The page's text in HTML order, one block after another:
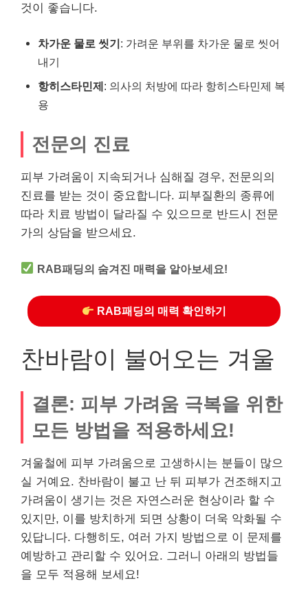
것이 좋습니다.
차가운 물로 씻기: 가려운 부위를 차가운 물로 씻어
내기
항히스타민제: 의사의 처방에 따라 항히스타민제 복
용
전문의 진료
피부 가려움이 지속되거나 심해질 경우, 전문의의
진료를 받는 것이 중요합니다. 피부질환의 종류에
따라 치료 방법이 달라질 수 있으므로 반드시 전문
가의 상담을 받으세요.
RAB패딩의 숨겨진 매력을 알아보세요!
RAB패딩의 매력 확인하기
찬바람이 불어오는 겨울
결론: 피부 가려움 극복을 위한
모든 방법을 적용하세요!
겨울철에 피부 가려움으로 고생하시는 분들이 많으
실 거예요. 찬바람이 불고 난 뒤 피부가 건조해지고
가려움이 생기는 것은 자연스러운 현상이라 할 수
있지만, 이를 방치하게 되면 상황이 더욱 악화될 수
있답니다. 다행히도, 여러 가지 방법으로 이 문제를
예방하고 관리할 수 있어요. 그러니 아래의 방법들
을 모두 적용해 보세요!